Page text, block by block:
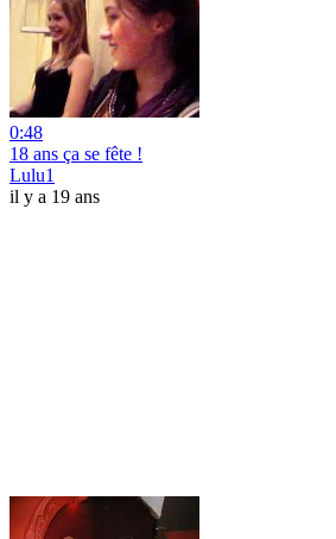
0:48
18 ans ça se fête !
Lulu1
il y a 19 ans